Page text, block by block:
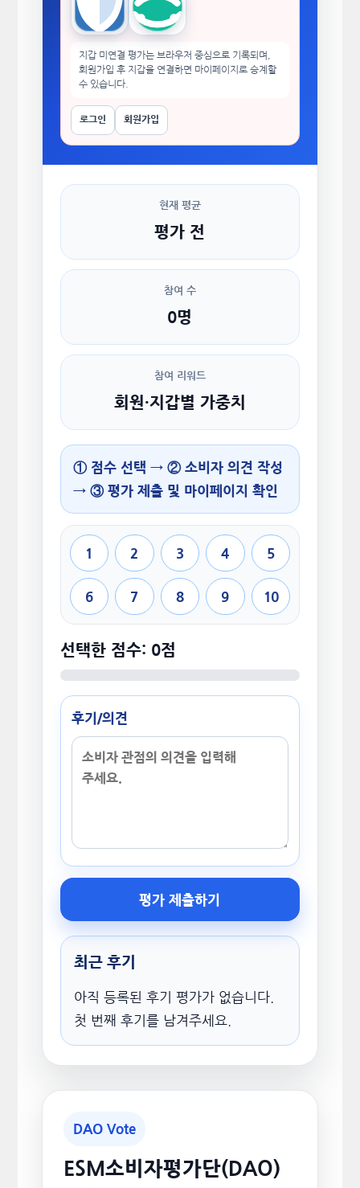
Trust Wallet imToken
지갑 미연결 평가는 브라우저 중심으로 기록되며,
회원가입 후 지갑을 연결하면 마이페이지로 승계할
수 있습니다.
로그인 회원가입
현재 평균
평가 전
참여 수
0명
참여 리워드
회원·지갑별 가중치
① 점수 선택 → ② 소비자 의견 작성
→ ③ 평가 제출 및 마이페이지 확인
1 2 3 4 5
6 7 8 9 10
선택한 점수: 0점
후기/의견
평가 제출하기
최근 후기
아직 등록된 후기 평가가 없습니다.
첫 번째 후기를 남겨주세요.
DAO Vote
ESM소비자평가단(DAO)